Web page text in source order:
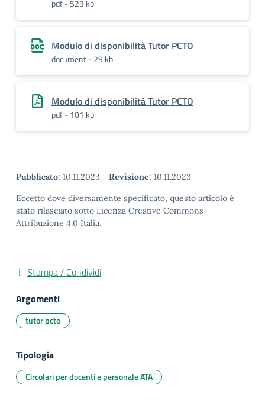
pdf - 523 kb
Modulo di disponibilità Tutor PCTO
document - 29 kb
Modulo di disponibilità Tutor PCTO
pdf - 101 kb
Pubblicato: 10.11.2023 - Revisione: 10.11.2023
Eccetto dove diversamente specificato, questo articolo è
stato rilasciato sotto Licenza Creative Commons
Attribuzione 4.0 Italia.
Stampa / Condividi
Argomenti
tutor pcto
Tipologia
Circolari per docenti e personale ATA